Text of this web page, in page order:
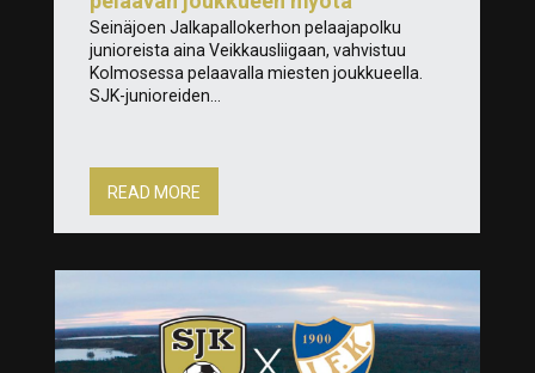
Seinäjoen Jalkapallokerhon pelaajapolku
junioreista aina Veikkausliigaan, vahvistuu
Kolmosessa pelaavalla miesten joukkueella.
SJK-junioreiden...
READ MORE